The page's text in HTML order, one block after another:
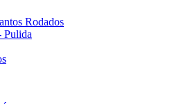
Rodados
Pulida